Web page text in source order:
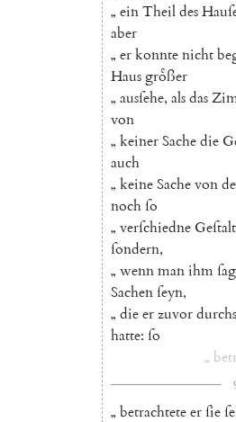
„ einTheildes
aber
„ erkonntenicht
Hausgroͤßer
„ ausſehe, alsdas
von
„ keinerSachedie
auch
„ keineSachevon
nochſo
„ verſchiedne Geſtalt
ſondern,
„ wennmanihm
Sachenſeyn,
„ dieerzuvordurchs
hatte: ſo
„
„ betrachteteerſie